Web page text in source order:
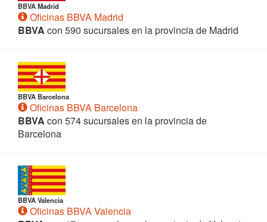
BBVA Madrid
Oficinas BBVA Madrid
BBVA con 590 sucursales en la provincia de Madrid
BBVA Barcelona
Oficinas BBVA Barcelona
BBVA con 574 sucursales en la provincia de
Barcelona
BBVA Valencia
Oficinas BBVA Valencia